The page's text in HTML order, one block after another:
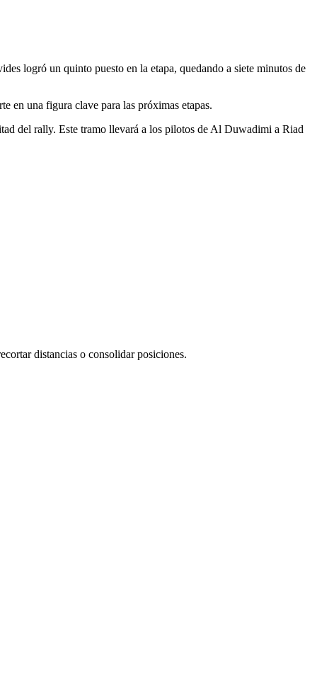
logró un quinto puesto en la etapa, quedando a siete minutos de
en una figura clave para las próximas etapas.
del rally. Este tramo llevará a los pilotos de Al Duwadimi a Riad
distancias o consolidar posiciones.